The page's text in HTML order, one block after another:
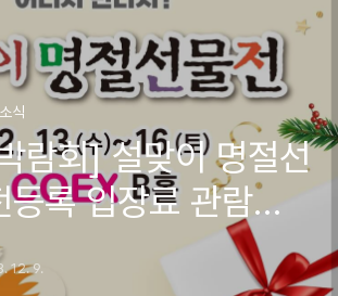
식
람회] 설맞이 명절선
등록 입장료 관람시
12. 9.